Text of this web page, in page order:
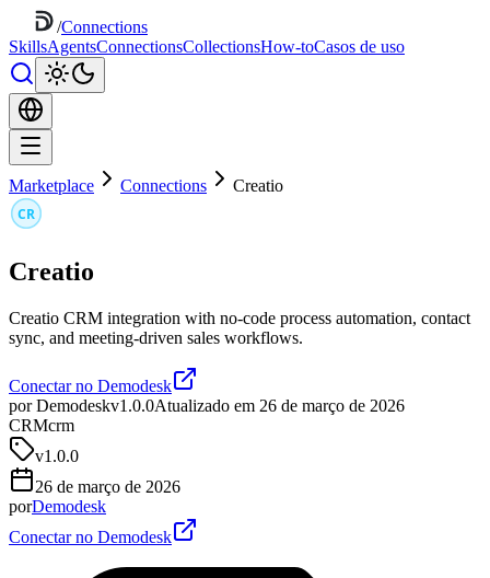
/Connections
SkillsAgentsConnectionsCollectionsHow-toCasos de uso
Marketplace Connections Creatio
Creatio
Creatio CRM integration with no-code process automation, contact
sync, and meeting-driven sales workflows.
Conectar no Demodesk
por Demodeskv1.0.0Atualizado em 26 de março de 2026
CRMcrm
v1.0.0
26 de março de 2026
porDemodesk
Conectar no Demodesk